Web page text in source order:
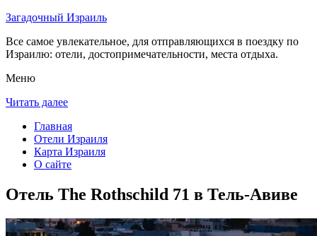
Загадочный Израиль
Все самое увлекательное, для отправляющихся в поездку по
Израилю: отели, достопримечательности, места отдыха.
Меню
Читать далее
Главная
Отели Израиля
Карта Израиля
О сайте
Отель The Rothschild 71 в Тель-Авиве